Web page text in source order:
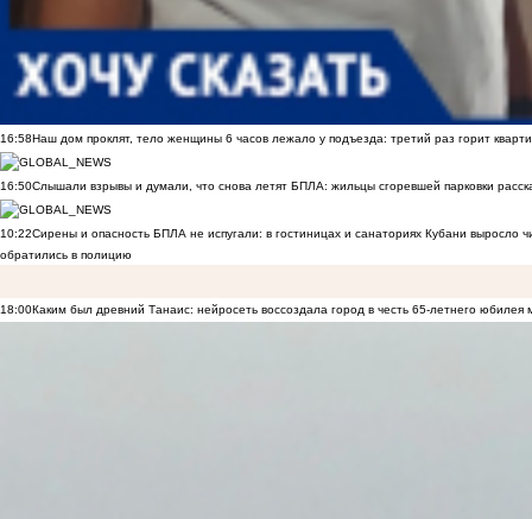
16:58Наш дом проклят, тело женщины 6 часов лежало у подъезда: третий раз горит
16:50Слышали взрывы и думали, что снова летят БПЛА: жильцы сгоревшей парковки
10:22Сирены и опасность БПЛА не испугали: в гостиницах и санаториях Кубани выросло
обратились в полицию
18:00Каким был древний Танаис: нейросеть воссоздала город в честь 65-летнего юбилея